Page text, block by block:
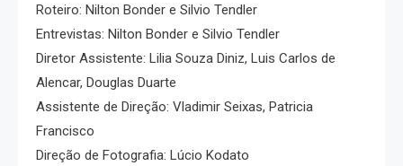
Roteiro: Nilton Bonder e Silvio Tendler
Entrevistas: Nilton Bonder e Silvio Tendler
Diretor Assistente: Lilia Souza Diniz, Luis Carlos de
Alencar, Douglas Duarte
Assistente de Direção: Vladimir Seixas, Patricia
Francisco
Direção de Fotografia: Lúcio Kodato